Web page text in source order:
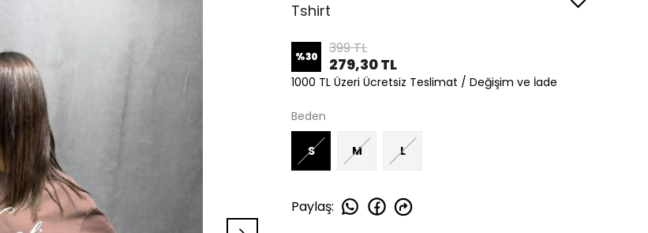
Tshirt
%30 399 TL
279,30 TL
1000 TL Üzeri Ücretsiz Teslimat / Değişim ve İade
Beden
S M L
Paylaş: